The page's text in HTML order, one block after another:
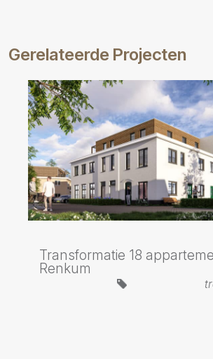
Gerelateerde Projecten
Transformatie 18
Renkum